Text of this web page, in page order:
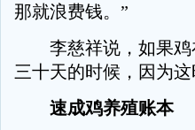
那就浪费钱。”
李慈祥说，如果鸡
三十天的时候，因为
速成鸡养殖账本